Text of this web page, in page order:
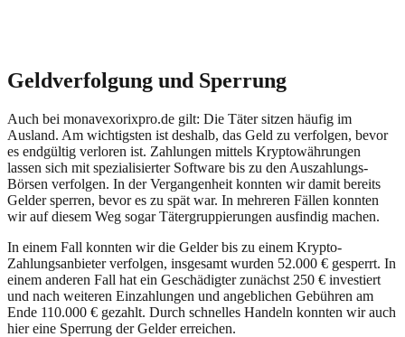
Geldverfolgung und Sperrung
Auch bei monavexorixpro.de gilt: Die Täter sitzen häufig im
Ausland. Am wichtigsten ist deshalb, das Geld zu verfolgen, bevor
es endgültig verloren ist. Zahlungen mittels Kryptowährungen
lassen sich mit spezialisierter Software bis zu den Auszahlungs-
Börsen verfolgen. In der Vergangenheit konnten wir damit bereits
Gelder sperren, bevor es zu spät war. In mehreren Fällen konnten
wir auf diesem Weg sogar Tätergruppierungen ausfindig machen.
In einem Fall konnten wir die Gelder bis zu einem Krypto-
Zahlungsanbieter verfolgen, insgesamt wurden 52.000 € gesperrt. In
einem anderen Fall hat ein Geschädigter zunächst 250 € investiert
und nach weiteren Einzahlungen und angeblichen Gebühren am
Ende 110.000 € gezahlt. Durch schnelles Handeln konnten wir auch
hier eine Sperrung der Gelder erreichen.